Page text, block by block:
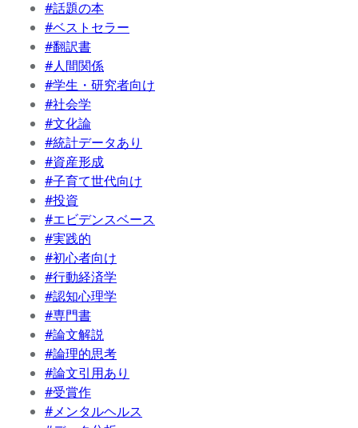
#話題の本
#ベストセラー
#翻訳書
#人間関係
#学生・研究者向け
#社会学
#文化論
#統計データあり
#資産形成
#子育て世代向け
#投資
#エビデンスベース
#実践的
#初心者向け
#行動経済学
#認知心理学
#専門書
#論文解説
#論理的思考
#論文引用あり
#受賞作
#メンタルヘルス